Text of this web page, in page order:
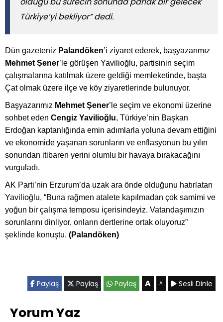
Türkiye’yi bekliyor” dedi.
Dün gazeteniz Palandöken’i ziyaret ederek, başyazarımız
Mehmet Şener’le görüşen Yavilioğlu, partisinin seçim
çalışmalarına katılmak üzere geldiği memleketinde, başta
Çat olmak üzere ilçe ve köy ziyaretlerinde bulunuyor.
Başyazarımız Mehmet Şener’le seçim ve ekonomi üzerine
sohbet eden Cengiz Yavilioğlu, Türkiye’nin Başkan
Erdoğan kaptanlığında emin adımlarla yoluna devam ettiğini
ve ekonomide yaşanan sorunların ve enflasyonun bu yılın
sonundan itibaren yerini olumlu bir havaya bırakacağını
vurguladı.
AK Parti’nin Erzurum’da uzak ara önde olduğunu hatırlatan
Yavilioğlu, “Buna rağmen atalete kapılmadan çok samimi ve
yoğun bir çalışma temposu içerisindeyiz. Vatandaşımızın
sorunlarını dinliyor, onların dertlerine ortak oluyoruz”
şeklinde konuştu. (Palandöken)
Paylaş Paylaş Paylaş A A Sesli Dinle
Yorum Yaz